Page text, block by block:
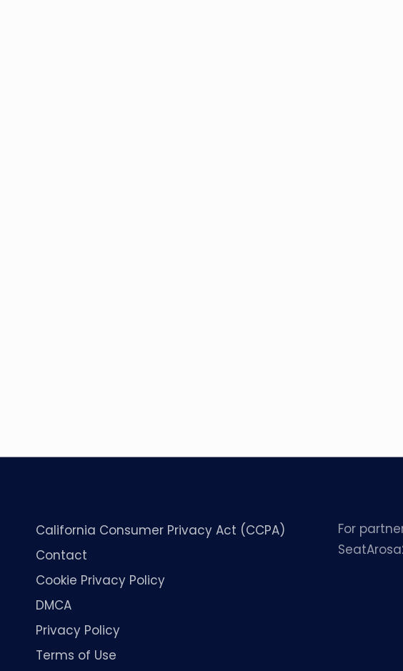
California Consumer Privacy Act (CCPA)
Contact
Cookie Privacy Policy
DMCA
Privacy Policy
Terms of Use
For